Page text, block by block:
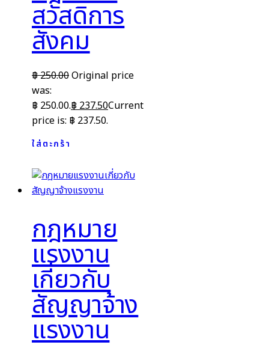
สวัสดิการ
สังคม
฿250.00Original price
was:
฿ 250.00.฿237.50Current
price is: ฿ 237.50.
ใส่ตะกร้า
กฎหมาย
แรงงาน
เกี่ยวกับ
สัญญาจ้าง
แรงงาน